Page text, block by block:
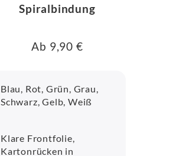
Spiralbindung
Ab 9,90 €
Blau, Rot, Grün, Grau,
Schwarz, Gelb, Weiß
Klare Frontfolie,
Kartonrücken in